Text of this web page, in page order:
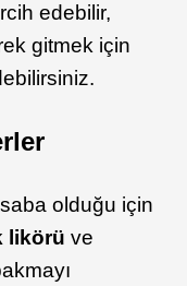
edebilir,
gitmek için
olduğu için
likörü ve